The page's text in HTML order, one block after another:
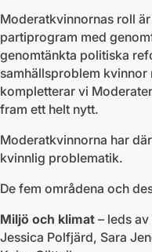
Moderatkvinnornas roll
partiprogram med
genomtänkta politiska
samhällsproblem kvinnor
kompletterar vi
fram ett helt nytt.
Moderatkvinnorna har
kvinnlig problematik.
De fem områdena och
Miljö och klimat – leds
Jessica Polfjärd, Sara